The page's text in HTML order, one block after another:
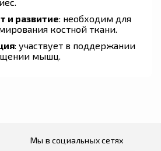
и развитие: необходим для
костной ткани.
: участвует в поддержании
мышц.
Мы в социальных сетях